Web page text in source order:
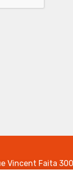
Vincent Faita